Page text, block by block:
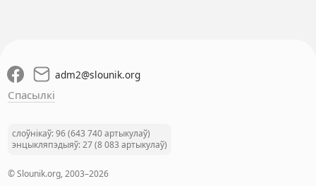
adm2@slounik.org
Спасылкі
слоўнікаў: 96 (643 740 артыкулаў)
энцыкляпэдыяў: 27 (8 083 артыкулаў)
© Slounik.org, 2003–2026